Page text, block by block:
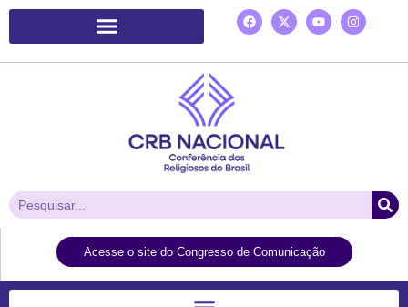
Acesse o site do Congresso de Comunicação